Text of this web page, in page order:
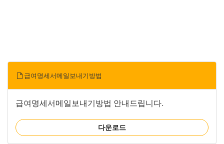
급여명세서메일보내기방법
급여명세서메일보내기방법 안내드립니다.
다운로드